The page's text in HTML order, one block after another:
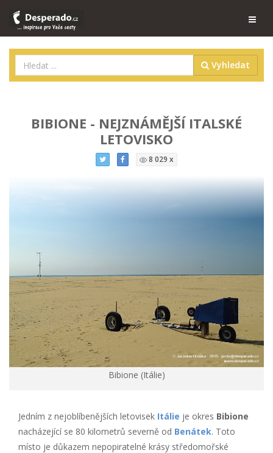
Vyhledat
BIBIONE - NEJZNÁMĚJŠÍ ITALSKÉ
LETOVISKO
8 029 x
Bibione (Itálie)
Jedním z nejoblíbenějších letovisek Itálie je okres Bibione
nacházející se 80 kilometrů severně od Benátek. Toto
místo je důkazem nepopiratelné krásy středomořské